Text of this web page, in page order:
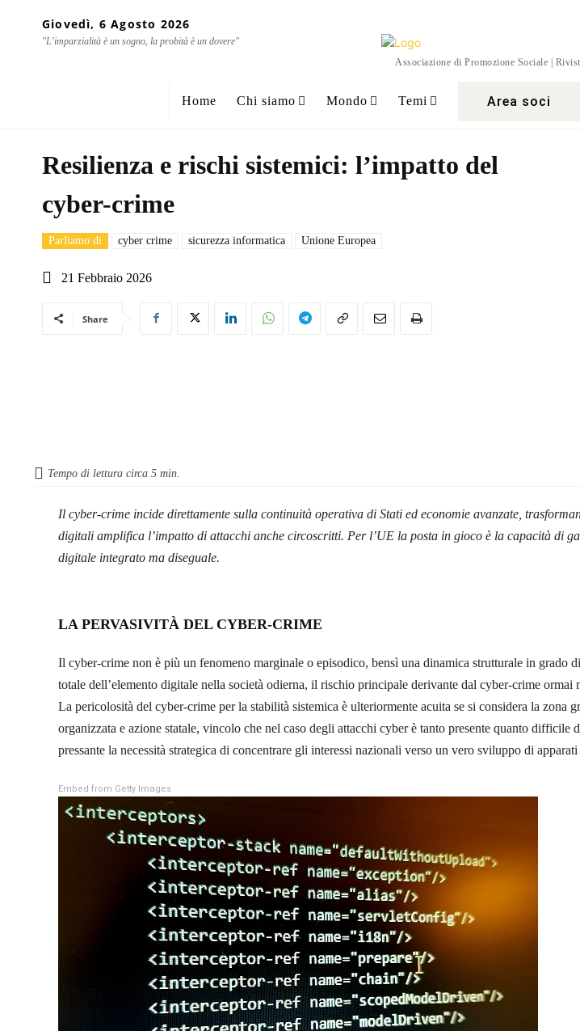
Giovedì, 6 Agosto 2026
"L'imparzialità è un sogno, la probità è un dovere"
Associazione di Promozione Sociale |
Home Chi siamo Mondo Temi Area soci
Resilienza e rischi sistemici: l’impatto del
cyber-crime
Parliamo di cyber crime sicurezza informatica Unione Europea
21 Febbraio 2026
Share
Tempo di lettura circa 5 min.
Il cyber-crime incide direttamente sulla continuità operativa di Stati ed economie avanzate,
digitali amplifica l’impatto di attacchi anche circoscritti. Per l’UE la posta in gioco è la capacità di
digitale integrato ma diseguale.
LA PERVASIVITÀ DEL CYBER-CRIME
Il cyber-crime non è più un fenomeno marginale o episodico, bensì una dinamica strutturale in grado
totale dell’elemento digitale nella società odierna, il rischio principale derivante dal cyber-crime
La pericolosità del cyber-crime per la stabilità sistemica è ulteriormente acuita se si considera la
organizzata e azione statale, vincolo che nel caso degli attacchi cyber è tanto presente quanto
pressante la necessità strategica di concentrare gli interessi nazionali verso un vero sviluppo di
Embed from Getty Images